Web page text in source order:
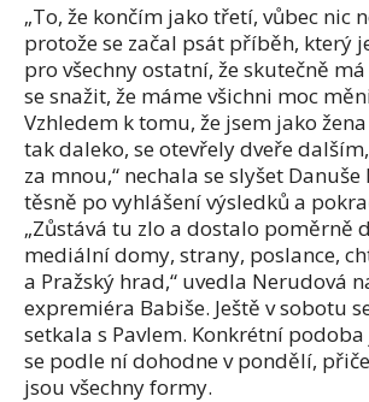
„To, že končím jako třetí, vůbec nic
protože se začal psát příběh, který
pro všechny ostatní, že skutečně
se snažit, že máme všichni moc
Vzhledem k tomu, že jsem jako
tak daleko, se otevřely dveře
za mnou,“ nechala se slyšet
těsně po vyhlášení výsledků a
„Zůstává tu zlo a dostalo poměrně
mediální domy, strany, poslance,
a Pražský hrad,“ uvedla Nerudová
expremiéra Babiše. Ještě v sobotu
setkala s Pavlem. Konkrétní
se podle ní dohodne v pondělí,
jsou všechny formy.